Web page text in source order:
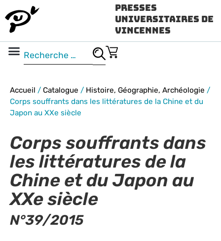
Presses
Universitaires de
Vincennes
Accueil / Catalogue / Histoire, Géographie, Archéologie /
Corps souffrants dans les littératures de la Chine et du
Japon au XXe siècle
Corps souffrants dans
les littératures de la
Chine et du Japon au
XXe siècle
N°39/2015